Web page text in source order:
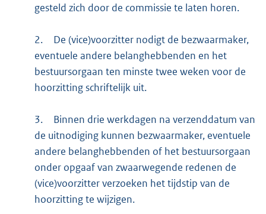
gesteld zich door de commissie te laten horen.
2.
De (vice)voorzitter nodigt de bezwaarmaker,
eventuele andere belanghebbenden en het
bestuursorgaan ten minste twee weken voor de
hoorzitting schriftelijk uit.
3.
Binnen drie werkdagen na verzenddatum van
de uitnodiging kunnen bezwaarmaker, eventuele
andere belanghebbenden of het bestuursorgaan
onder opgaaf van zwaarwegende redenen de
(vice)voorzitter verzoeken het tijdstip van de
hoorzitting te wijzigen.